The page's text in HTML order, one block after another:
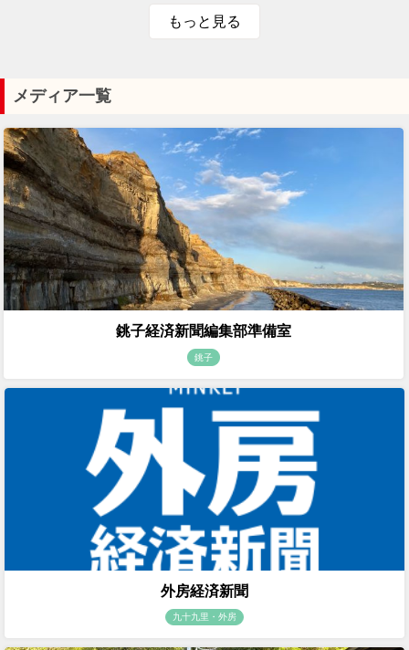
もっと見る
メディア一覧
銚子経済新聞編集部準備室
銚子
外房経済新聞
九十九里・外房